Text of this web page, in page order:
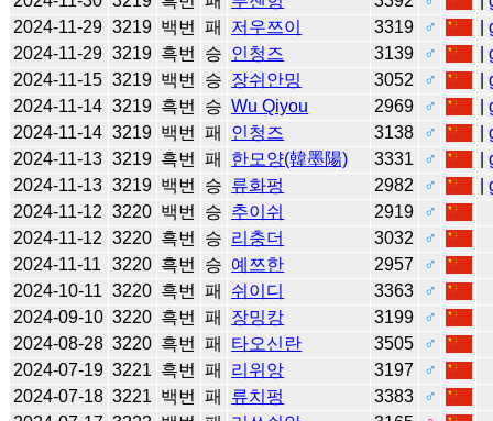
2024-11-29 3219 백번 패 저우쯔이 3319 ♂ |
2024-11-29 3219 흑번 승 인청즈 3139 ♂ |
2024-11-15 3219 백번 승 장쉬안밍 3052 ♂ |
2024-11-14 3219 흑번 승 Wu Qiyou 2969 ♂ |
2024-11-14 3219 백번 패 인청즈 3138 ♂ |
2024-11-13 3219 흑번 패 한모양(韓墨陽) 3331 ♂ |
2024-11-13 3219 백번 승 류화펑 2982 ♂ |
2024-11-12 3220 백번 승 추이쉬 2919
♂
2024-11-12 3220 흑번 승 리충더 3032
♂
2024-11-11
3220 흑번 승 예쯔한 2957
♂
2024-10-11 3220 흑번 패 쉬이디 3363
♂
2024-09-10 3220 흑번 패 장밍캉 3199
♂
2024-08-28 3220 흑번 패 타오신란 3505
♂
2024-07-19 3221 흑번 패 리위앙 3197
♂
2024-07-18 3221 백번 패 류치펑 3383
♂